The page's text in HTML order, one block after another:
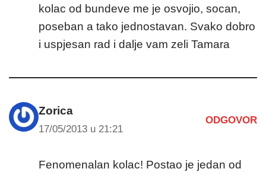
kolac od bundeve me je osvojio, socan,
poseban a tako jednostavan. Svako dobro
i uspjesan rad i dalje vam zeli Tamara
Zorica
17/05/2013 u 21:21
ODGOVOR
Fenomenalan kolac! Postao je jedan od